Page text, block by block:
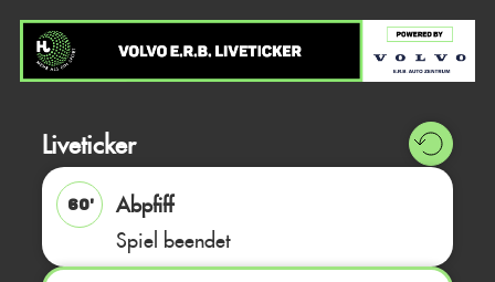
Liveticker
60'
Abpfiff
Spiel beendet